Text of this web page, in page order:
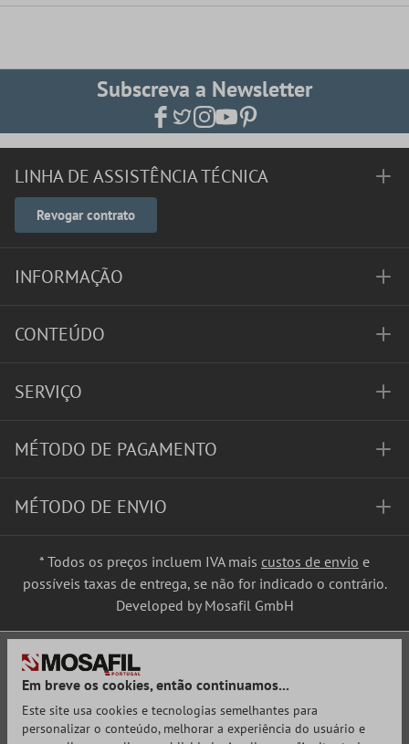
Subscreva a Newsletter
LINHA DE ASSISTÊNCIA TÉCNICA
Revogar contrato
INFORMAÇÃO
CONTEÚDO
SERVIÇO
MÉTODO DE PAGAMENTO
MÉTODO DE ENVIO
* Todos os preços incluem IVA mais custos de envio e
possíveis taxas de entrega, se não for indicado o contrário.
Developed by Mosafil GmbH
Em breve os cookies, então continuamos...
Este site usa cookies e tecnologias semelhantes para
personalizar o conteúdo, melhorar a experiência do usuário e